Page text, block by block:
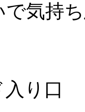
気持
り口